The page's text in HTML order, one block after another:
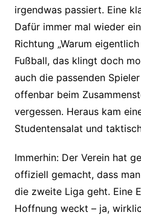
irgendwas passiert. Eine
Dafür immer mal wieder
Richtung „Warum
Fußball, das klingt doch
auch die passenden
offenbar beim
vergessen. Heraus kam
Studentensalat und
Immerhin: Der Verein hat
offiziell gemacht, dass
die zweite Liga geht. Eine
Hoffnung weckt – ja,